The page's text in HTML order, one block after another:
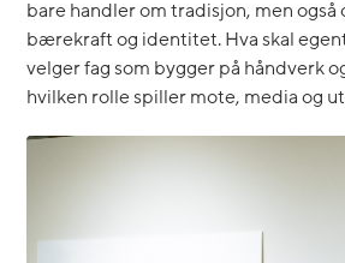
bare handler om tradisjon, men også
bærekraft og identitet. Hva skal
velger fag som bygger på håndverk
hvilken rolle spiller mote, media og